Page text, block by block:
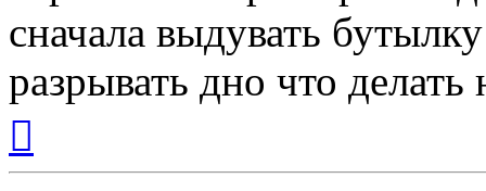
сначала выдувать
разрывать дно что
началу